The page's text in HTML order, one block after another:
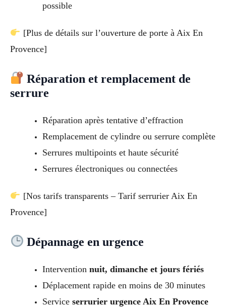
possible
[Plus de détails sur l’ouverture de porte à Aix En
Provence]
Réparation et remplacement de
serrure
Réparation après tentative d’effraction
Remplacement de cylindre ou serrure complète
Serrures multipoints et haute sécurité
Serrures électroniques ou connectées
[Nos tarifs transparents – Tarif serrurier Aix En
Provence]
Dépannage en urgence
Intervention nuit, dimanche et jours fériés
Déplacement rapide en moins de 30 minutes
Service serrurier urgence Aix En Provence